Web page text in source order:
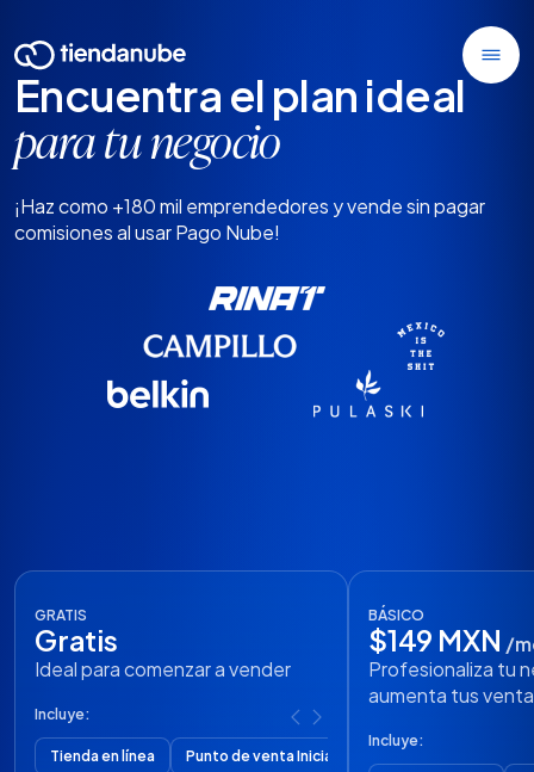
Encuentra el plan ideal
para tu negocio
¡Haz como +180 mil emprendedores y vende sin pagar
comisiones al usar Pago Nube!
GRATIS
Gratis
Ideal para comenzar a vender
Incluye:
Tienda en línea Punto de venta Inicial
BÁSICO
$149 MXN /
Profesionaliza tu
aumenta tus
Incluye: